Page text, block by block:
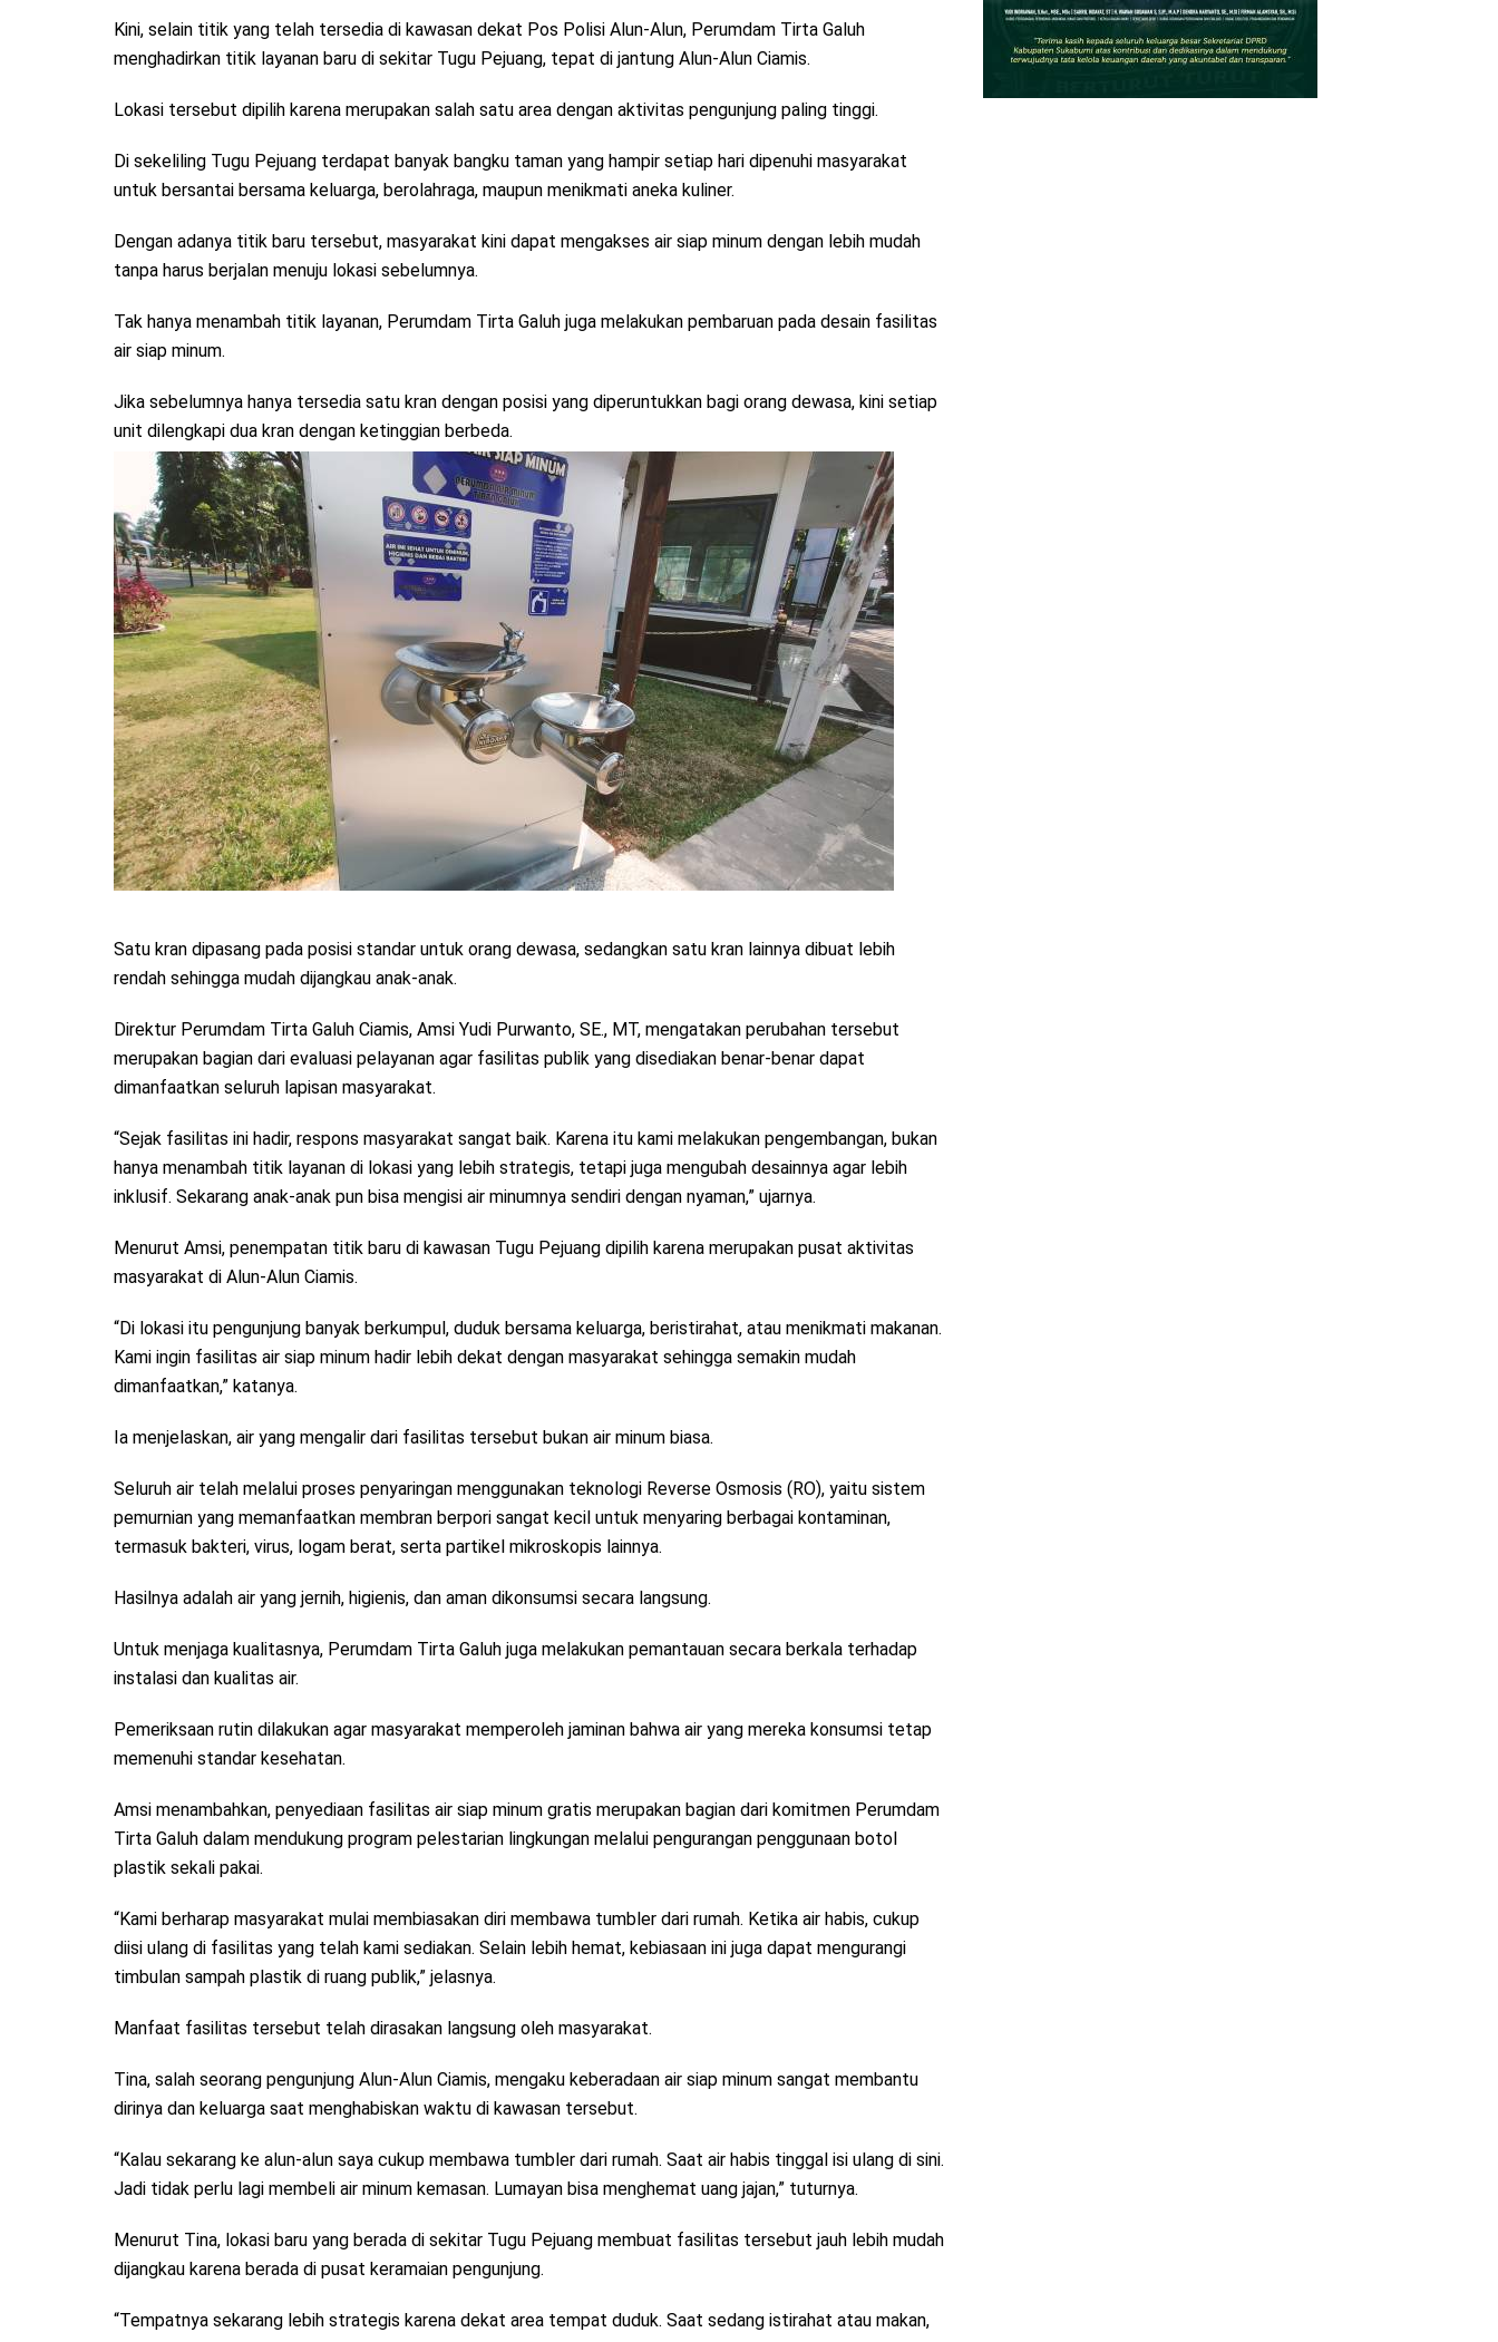
Kini, selain titik yang telah tersedia di kawasan dekat Pos Polisi Alun-Alun, Perumdam Tirta Galuh
menghadirkan titik layanan baru di sekitar Tugu Pejuang, tepat di jantung Alun-Alun Ciamis.
Lokasi tersebut dipilih karena merupakan salah satu area dengan aktivitas pengunjung paling tinggi.
Di sekeliling Tugu Pejuang terdapat banyak bangku taman yang hampir setiap hari dipenuhi masyarakat
untuk bersantai bersama keluarga, berolahraga, maupun menikmati aneka kuliner.
Dengan adanya titik baru tersebut, masyarakat kini dapat mengakses air siap minum dengan lebih mudah
tanpa harus berjalan menuju lokasi sebelumnya.
Tak hanya menambah titik layanan, Perumdam Tirta Galuh juga melakukan pembaruan pada desain fasilitas
air siap minum.
Jika sebelumnya hanya tersedia satu kran dengan posisi yang diperuntukkan bagi orang dewasa, kini setiap
unit dilengkapi dua kran dengan ketinggian berbeda.
Satu kran dipasang pada posisi standar untuk orang dewasa, sedangkan satu kran lainnya dibuat lebih
rendah sehingga mudah dijangkau anak-anak.
Direktur Perumdam Tirta Galuh Ciamis, Amsi Yudi Purwanto, SE., MT, mengatakan perubahan tersebut
merupakan bagian dari evaluasi pelayanan agar fasilitas publik yang disediakan benar-benar dapat
dimanfaatkan seluruh lapisan masyarakat.
“Sejak fasilitas ini hadir, respons masyarakat sangat baik. Karena itu kami melakukan pengembangan, bukan
hanya menambah titik layanan di lokasi yang lebih strategis, tetapi juga mengubah desainnya agar lebih
inklusif. Sekarang anak-anak pun bisa mengisi air minumnya sendiri dengan nyaman,” ujarnya.
Menurut Amsi, penempatan titik baru di kawasan Tugu Pejuang dipilih karena merupakan pusat aktivitas
masyarakat di Alun-Alun Ciamis.
“Di lokasi itu pengunjung banyak berkumpul, duduk bersama keluarga, beristirahat, atau menikmati makanan.
Kami ingin fasilitas air siap minum hadir lebih dekat dengan masyarakat sehingga semakin mudah
dimanfaatkan,” katanya.
Ia menjelaskan, air yang mengalir dari fasilitas tersebut bukan air minum biasa.
Seluruh air telah melalui proses penyaringan menggunakan teknologi Reverse Osmosis (RO), yaitu sistem
pemurnian yang memanfaatkan membran berpori sangat kecil untuk menyaring berbagai kontaminan,
termasuk bakteri, virus, logam berat, serta partikel mikroskopis lainnya.
Hasilnya adalah air yang jernih, higienis, dan aman dikonsumsi secara langsung.
Untuk menjaga kualitasnya, Perumdam Tirta Galuh juga melakukan pemantauan secara berkala terhadap
instalasi dan kualitas air.
Pemeriksaan rutin dilakukan agar masyarakat memperoleh jaminan bahwa air yang mereka konsumsi tetap
memenuhi standar kesehatan.
Amsi menambahkan, penyediaan fasilitas air siap minum gratis merupakan bagian dari komitmen Perumdam
Tirta Galuh dalam mendukung program pelestarian lingkungan melalui pengurangan penggunaan botol
plastik sekali pakai.
“Kami berharap masyarakat mulai membiasakan diri membawa tumbler dari rumah. Ketika air habis, cukup
diisi ulang di fasilitas yang telah kami sediakan. Selain lebih hemat, kebiasaan ini juga dapat mengurangi
timbulan sampah plastik di ruang publik,” jelasnya.
Manfaat fasilitas tersebut telah dirasakan langsung oleh masyarakat.
Tina, salah seorang pengunjung Alun-Alun Ciamis, mengaku keberadaan air siap minum sangat membantu
dirinya dan keluarga saat menghabiskan waktu di kawasan tersebut.
“Kalau sekarang ke alun-alun saya cukup membawa tumbler dari rumah. Saat air habis tinggal isi ulang di sini.
Jadi tidak perlu lagi membeli air minum kemasan. Lumayan bisa menghemat uang jajan,” tuturnya.
Menurut Tina, lokasi baru yang berada di sekitar Tugu Pejuang membuat fasilitas tersebut jauh lebih mudah
dijangkau karena berada di pusat keramaian pengunjung.
“Tempatnya sekarang lebih strategis karena dekat area tempat duduk. Saat sedang istirahat atau makan,